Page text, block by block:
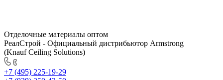
Отделочные материалы оптом
РеалСтрой - Официальный дистрибьютор Armstrong
(Knauf Ceiling Solutions)
+7 (495) 225-19-29